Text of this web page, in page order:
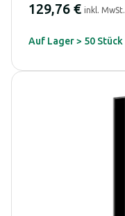
129,76 € inkl. MwSt.
Auf Lager > 50 Stück